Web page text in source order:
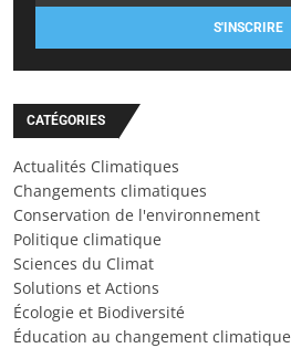
S'INSCRIRE
CATÉGORIES
Actualités Climatiques
Changements climatiques
Conservation de l'environnement
Politique climatique
Sciences du Climat
Solutions et Actions
Écologie et Biodiversité
Éducation au changement climatique